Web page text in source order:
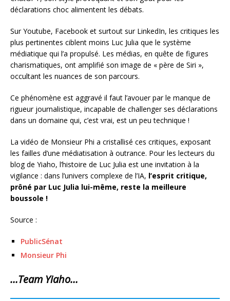
déclarations choc alimentent les débats.
Sur Youtube, Facebook et surtout sur LinkedIn, les critiques les
plus pertinentes ciblent moins Luc Julia que le système
médiatique qui l’a propulsé. Les médias, en quête de figures
charismatiques, ont amplifié son image de « père de Siri »,
occultant les nuances de son parcours.
Ce phénomène est aggravé il faut l’avouer par le manque de
rigueur journalistique, incapable de challenger ses déclarations
dans un domaine qui, c’est vrai, est un peu technique !
La vidéo de Monsieur Phi a cristallisé ces critiques, exposant
les failles d’une médiatisation à outrance. Pour les lecteurs du
blog de Yiaho, l’histoire de Luc Julia est une invitation à la
vigilance : dans l’univers complexe de l’IA, l’esprit critique,
prôné par Luc Julia lui-même, reste la meilleure
boussole !
Source :
PublicSénat
Monsieur Phi
…Team Yiaho…